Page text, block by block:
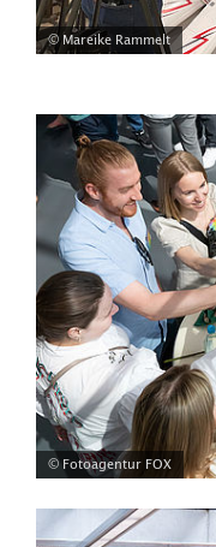
© Mareike Rammelt
© Fotoagentur FOX